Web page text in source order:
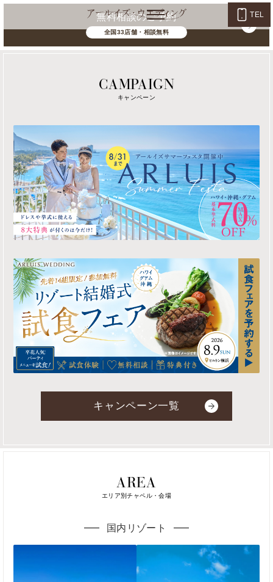
TEL
無料相談のご予約
全国33店舗・相談無料
CAMPAIGN
キャンペーン
キャンペーン一覧
AREA
エリア別チャペル・会場
国内リゾート